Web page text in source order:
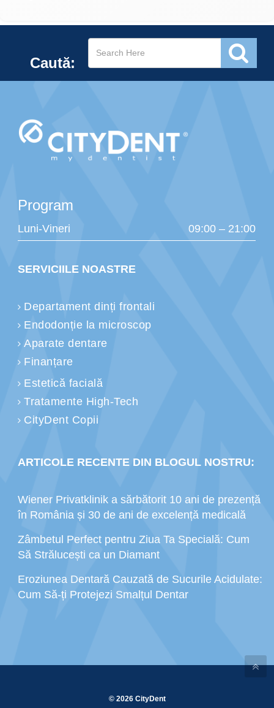
Caută:
Program
Luni-Vineri 09:00 – 21:00
SERVICIILE NOASTRE
Departament dinți frontali
Endodonție la microscop
Aparate dentare
Finanțare
Estetică facială
Tratamente High-Tech
CityDent Copii
ARTICOLE RECENTE DIN BLOGUL NOSTRU:
Wiener Privatklinik a sărbătorit 10 ani de prezență
în România și 30 de ani de excelență medicală
Zâmbetul Perfect pentru Ziua Ta Specială: Cum
Să Strălucești ca un Diamant
Eroziunea Dentară Cauzată de Sucurile Acidulate:
Cum Să-ți Protejezi Smalțul Dentar
© 2026 CityDent